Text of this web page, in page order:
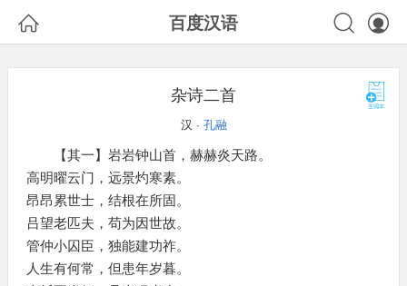
 百度汉语 

杂诗二首
汉 · 孔融
【其一】岩岩钟山首，赫赫炎天路。
高明曜云门，远景灼寒素。
昂昂累世士，结根在所固。
吕望老匹夫，苟为因世故。
管仲小囚臣，独能建功祚。
人生有何常，但患年岁暮。